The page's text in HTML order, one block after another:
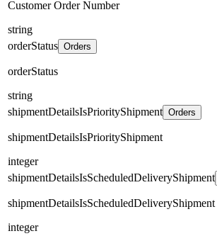
Customer Order Number
string
orderStatus Orders
orderStatus
string
shipmentDetailsIsPriorityShipment Orders
shipmentDetailsIsPriorityShipment
integer
shipmentDetailsIsScheduledDeliveryShipment
shipmentDetailsIsScheduledDeliveryShipment
integer